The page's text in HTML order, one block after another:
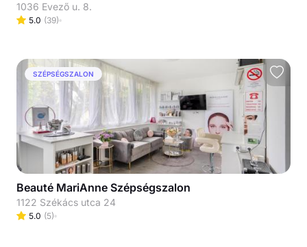
1036 Evező u. 8.
5.0 (39)
SZÉPSÉGSZALON
Beauté MariAnne Szépségszalon
1122 Székács utca 24
5.0 (5)